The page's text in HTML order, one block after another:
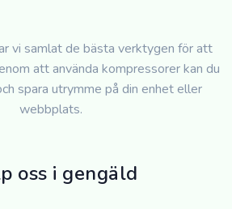
vi samlat de bästa verktygen för att
att använda kompressorer kan du
spara utrymme på din enhet eller
webbplats.
oss i gengäld